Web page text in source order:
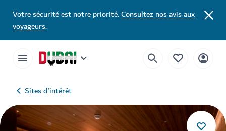
Votre sécurité est notre priorité.Consultez nos avis aux
voyageurs.
Sites d'intérêt